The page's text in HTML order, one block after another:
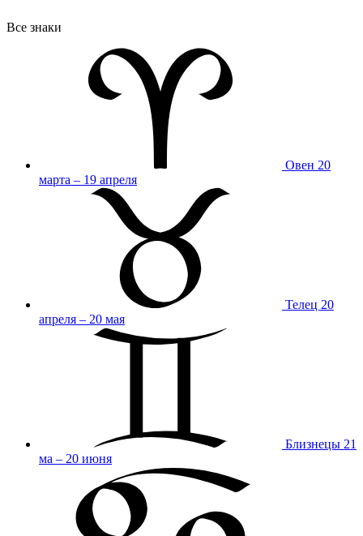
Все знаки
Овен 20
марта – 19 апреля
Телец 20
апреля – 20 мая
Близнецы 21
ма – 20 июня